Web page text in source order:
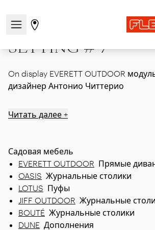
Открыть/закрыть меню
Перейти на страницу
SETTING # 7
SETTING # 7
On display EVERETT OUTDOOR
дизайнер Антонио Читтерио
Читать далее +
Садовая мебель
EVERETT OUTDOOR Прямые
OASIS Журнальные столики
LOTUS Пуфы
JIFF OUTDOOR Журнальные
BOUTÉ Журнальные столики
DUNE Дополнения